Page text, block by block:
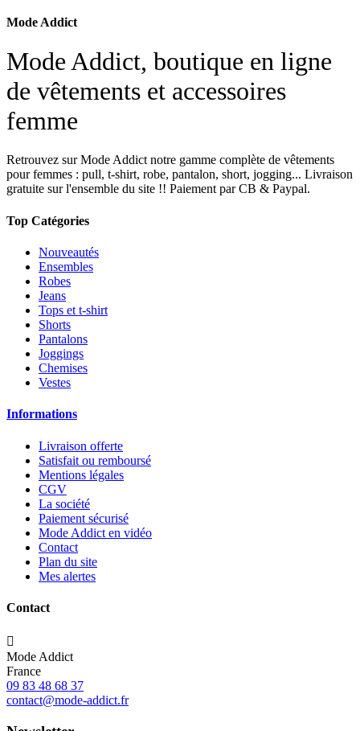
Mode Addict
Mode Addict, boutique en ligne
de vêtements et accessoires
femme
Retrouvez sur Mode Addict notre gamme complète de vêtements
pour femmes : pull, t-shirt, robe, pantalon, short, jogging... Livraison
gratuite sur l'ensemble du site !! Paiement par CB & Paypal.
Top Catégories
Nouveautés
Ensembles
Robes
Jeans
Tops et t-shirt
Shorts
Pantalons
Joggings
Chemises
Vestes
Informations
Livraison offerte
Satisfait ou remboursé
Mentions légales
CGV
La société
Paiement sécurisé
Mode Addict en vidéo
Contact
Plan du site
Mes alertes
Contact

Mode Addict
France
09 83 48 68 37
contact@mode-addict.fr